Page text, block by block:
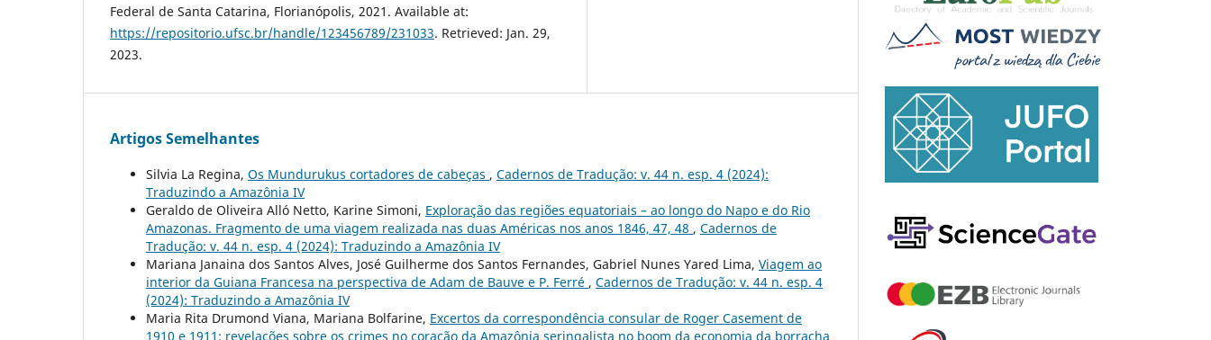
Federal de Santa Catarina, Florianópolis, 2021. Available at:
https://repositorio.ufsc.br/handle/123456789/231033. Retrieved: Jan. 29,
2023.
Artigos Semelhantes
Silvia La Regina, Os Mundurukus cortadores de cabeças , Cadernos de Tradução: v. 44 n. esp. 4 (2024):
Traduzindo a Amazônia IV
Geraldo de Oliveira Alló Netto, Karine Simoni, Exploração das regiões equatoriais – ao longo do Napo e do Rio
Amazonas. Fragmento de uma viagem realizada nas duas Américas nos anos 1846, 47, 48 , Cadernos de
Tradução: v. 44 n. esp. 4 (2024): Traduzindo a Amazônia IV
Mariana Janaina dos Santos Alves, José Guilherme dos Santos Fernandes, Gabriel Nunes Yared Lima, Viagem ao
interior da Guiana Francesa na perspectiva de Adam de Bauve e P. Ferré , Cadernos de Tradução: v. 44 n. esp. 4
(2024): Traduzindo a Amazônia IV
Maria Rita Drumond Viana, Mariana Bolfarine, Excertos da correspondência consular de Roger Casement de
1910 e 1911: revelações sobre os crimes no coração da Amazônia seringalista no boom da economia da borracha